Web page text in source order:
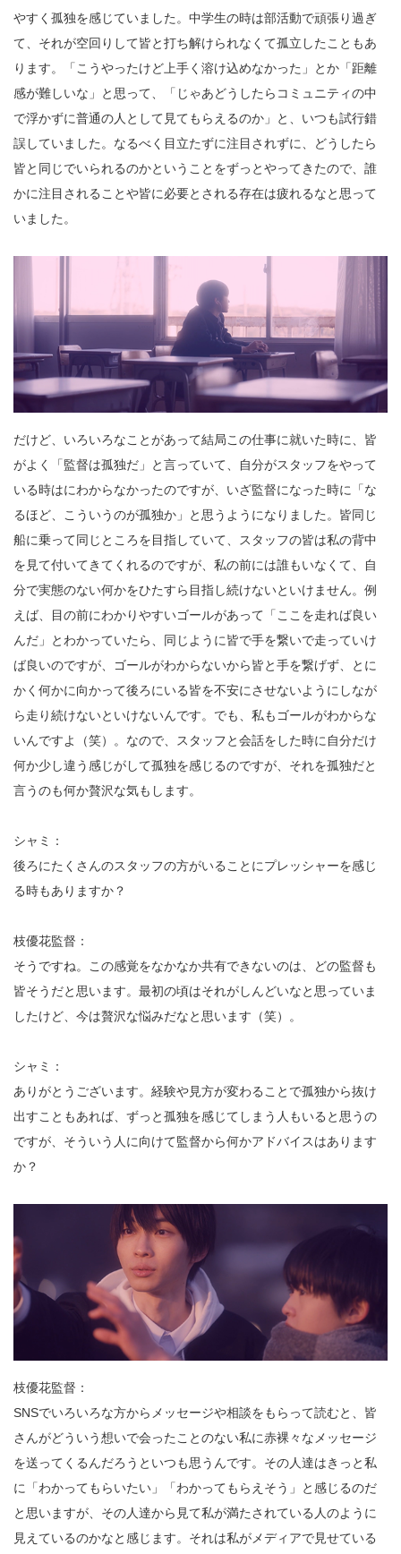
やすく孤独を感じていました。中学生の時は部活動で頑張り過ぎ
て、それが空回りして皆と打ち解けられなくて孤立したこともあ
ります。「こうやったけど上手く溶け込めなかった」とか「距離
感が難しいな」と思って、「じゃあどうしたらコミュニティの中
で浮かずに普通の人として見てもらえるのか」と、いつも試行錯
誤していました。なるべく目立たずに注目されずに、どうしたら
皆と同じでいられるのかということをずっとやってきたので、誰
かに注目されることや皆に必要とされる存在は疲れるなと思って
いました。
だけど、いろいろなことがあって結局この仕事に就いた時に、皆
がよく「監督は孤独だ」と言っていて、自分がスタッフをやって
いる時はにわからなかったのですが、いざ監督になった時に「な
るほど、こういうのが孤独か」と思うようになりました。皆同じ
船に乗って同じところを目指していて、スタッフの皆は私の背中
を見て付いてきてくれるのですが、私の前には誰もいなくて、自
分で実態のない何かをひたすら目指し続けないといけません。例
えば、目の前にわかりやすいゴールがあって「ここを走れば良い
んだ」とわかっていたら、同じように皆で手を繋いで走っていけ
ば良いのですが、ゴールがわからないから皆と手を繋げず、とに
かく何かに向かって後ろにいる皆を不安にさせないようにしなが
ら走り続けないといけないんです。でも、私もゴールがわからな
いんですよ（笑）。なので、スタッフと会話をした時に自分だけ
何か少し違う感じがして孤独を感じるのですが、それを孤独だと
言うのも何か贅沢な気もします。
シャミ：
後ろにたくさんのスタッフの方がいることにプレッシャーを感じ
る時もありますか？
枝優花監督：
そうですね。この感覚をなかなか共有できないのは、どの監督も
皆そうだと思います。最初の頃はそれがしんどいなと思っていま
したけど、今は贅沢な悩みだなと思います（笑）。
シャミ：
ありがとうございます。経験や見方が変わることで孤独から抜け
出すこともあれば、ずっと孤独を感じてしまう人もいると思うの
ですが、そういう人に向けて監督から何かアドバイスはあります
か？
枝優花監督：
SNSでいろいろな方からメッセージや相談をもらって読むと、皆
さんがどういう想いで会ったことのない私に赤裸々なメッセージ
を送ってくるんだろうといつも思うんです。その人達はきっと私
に「わかってもらいたい」「わかってもらえそう」と感じるのだ
と思いますが、その人達から見て私が満たされている人のように
見えているのかなと感じます。それは私がメディアで見せている